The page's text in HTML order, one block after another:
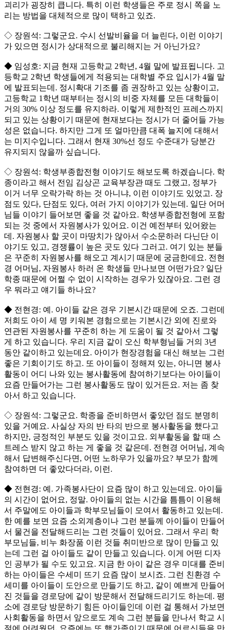
괴리가 굉장히 큽니다. 특히 이런 학생들은 주로 정시 쪽을 노
리는 방법을 대체적으로 많이 택하고 있죠.
◇ 장원석: 그렇군요. 수시 선발비율을 더 늘린다, 이런 이야기
가 있으면 정시가 상대적으로 불리해지는 거 아닌가요?
◆ 임성호: 지금 현재 고등학교 2학년, 4월 말에 발표됩니다. 고
등학교 2학년 학생들에게 적용되는 대학별 주요 입시가 4월 말
에 발표되는데. 정시확대 기조를 좀 권장하고 있는 상황이고,
고등학교 1학년 때부터는 정시의 비중 자체를 모든 대학들이
거의 30% 이상 정도를 유지하라. 이렇게 제한적인 프레스까지
되고 있는 상황이기 때문에 현재보다는 정시가 더 줄어들 가능
성은 없습니다. 하지만 그게 또 얼마만큼 대폭 늘지에 대해서
는 미지수입니다. 그래서 현재 30%선 정도 수준대가 당분간
유지되지 않을까 싶습니다.
◇ 장원석: 학생부종합전형 이야기도 해보도록 하겠습니다. 학
종이라고 해서 전임 김상곤 교육부장관 때도 그랬고, 정부가
이거 너무 오락가락 하는 것 아니냐, 이런 이야기도 있었고. 장
점도 있다, 단점도 있다, 여러 가지 이야기가 있는데. 일단 어머
님들 이야기 들어보면 좋을 것 같아요. 학생부종합전형에 포함
되는 것 중에서 자원봉사가 있어요. 이건 예전부터 있어왔는
데. 자원봉사 할 곳이 마땅치가 않아서 수소문하러 다닌단 이
야기도 있고, 경쟁률이 높은 곳도 있다 그러고. 여기 있는 분들
은 꾸준히 자원봉사를 해오고 계시기 때문에 궁금한데요. 전현
경 어머님, 자원봉사 하러 온 학생들 만나보면 어떤가요? 일단
학종 때문에 어쩔 수 없이 시작하는 경우가 있잖아요. 그런 경
우 뭐라고 얘기들 하나요?
◆ 전현경: 예. 아이들 같은 경우 기본시간 때문에 오죠. 그런데
저희도 아이 세 명 키워본 경험으로는 기본시간 외에 진로와
연관된 자원봉사를 꾸준히 하는 게 도움이 될 것 같아서 그렇
게 하고 있습니다. 우리 지금 같이 오신 학부형님들 거의 3년
동안 같이하고 있는데요. 아이가 현장경험을 대신 해보는 그런
좋은 기회이기도 하고. 또 아이들이 정해져 있는, 아니면 봉사
활동이 어디 나와 있는 봉사활동에 참여하기보다는 아이들이
요즘 만들어가는 그런 봉사활동도 많이 있거든요. 저는 좀 찾
아서 하고 있습니다.
◇ 장원석: 그렇군요. 학종을 준비하면서 좋았던 점도 분명히
있을 거예요. 사실상 자의 반 타의 반으로 봉사활동을 했다고
하지만, 긍정적인 부분도 있을 것이고요. 외부활동을 할 때 스
트레스 받지 않고 하는 게 좋을 것 같은데. 전현경 어머님, 계속
해서 답변해주신다면, 어떤 노하우가 있을까요? 부모가 함께
참여하면 더 좋았다더라, 이런.
◆ 전현경: 예. 가족봉사단이 요즘 많이 하고 있는데요. 아이들
의 시간이 없어요, 정말. 아이들의 없는 시간을 틈틈이 이용해
서 주말에도 아이들과 학부모님들이 모여서 활동하고 있는데.
한 예를 보면 요즘 소외계층이나 그런 분들께 아이들이 만들어
서 물건을 전달해드리는 그런 것들이 있어요. 그래서 우리 학
부모님들, 비누 화장품 이런 것들 취미반으로 많이 만들고 있
는데 그런 걸 아이들도 같이 만들고 있습니다. 이게 어떤 디자
인 공부가 될 수도 있고요. 지금 한 아이 같은 경우 미대를 준비
하는 아이들은 수세미 뜨기 요즘 많이 보시죠. 그런 친환경 수
세미를 아이들이 도안으로 만들기도 하고, 같이 예쁘게 만들어
진 것들을 경로당에 같이 방문해서 전달해드리기도 하는데. 평
소에 경로당 방문하기 힘든 아이들인데 이런 걸 통해서 가보면
사회활동을 하면서 앞으로도 계속 그런 분들을 만나서 학교 시